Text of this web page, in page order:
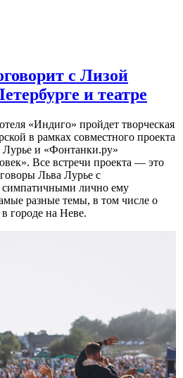
с Лизой
и театре
«Индиго» пройдет творческая
в рамках совместного проекта
и «Фонтанки.ру»
Все встречи проекта — это
Льва Лурье с
лично ему
разные темы, в том числе о
городе на Неве.